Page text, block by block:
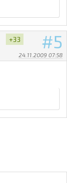
5
24.11.2009 07:58
+33